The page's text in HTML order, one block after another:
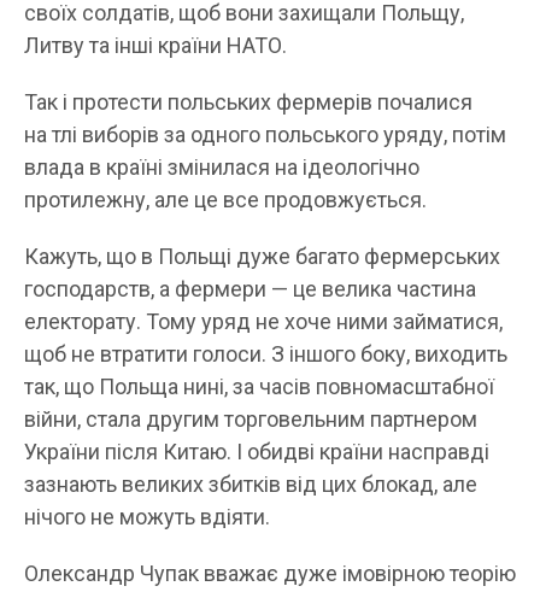
своїх солдатів, щоб вони захищали Польщу,
Литву та інші країни НАТО.
Так і протести польських фермерів почалися
на тлі виборів за одного польського уряду, потім
влада в країні змінилася на ідеологічно
протилежну, але це все продовжується.
Кажуть, що в Польщі дуже багато фермерських
господарств, а фермери — це велика частина
електорату. Тому уряд не хоче ними займатися,
щоб не втратити голоси. З іншого боку, виходить
так, що Польща нині, за часів повномасштабної
війни, стала другим торговельним партнером
України після Китаю. І обидві країни насправді
зазнають великих збитків від цих блокад, але
нічого не можуть вдіяти.
Олександр Чупак вважає дуже імовірною теорію